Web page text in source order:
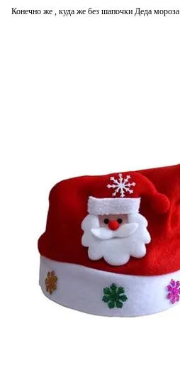
Конечно же , куда же без шапочки Деда мороза